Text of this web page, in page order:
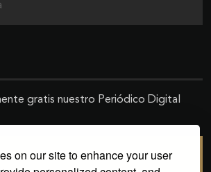
on our site to enhance your user
gratis nuestro Periódico Digital
SUSCRIBIRSE